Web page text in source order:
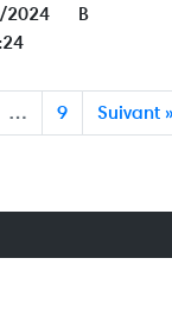
2024
B
… 9 Suivant